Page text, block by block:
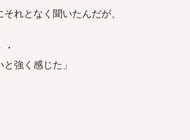
れとなく聞いたんだが、
強く感じた」